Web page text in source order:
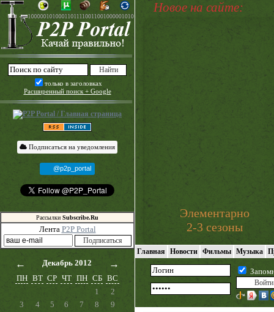
только в заголовках
Расширенный поиск + Google
Подписаться на уведомления
@p2p_portal
Рассылки Subscribe.Ru
Лента P2P Portal
← Декабрь 2012 →
ПН ВТ СР ЧТ ПН СБ ВС
1
2
3
4 5 6 7 8
9
Новое на сайте:
Элементарно
2-3 сезоны
Главная Новости Фильмы Музыка